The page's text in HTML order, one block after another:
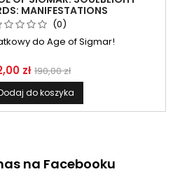
MANIFESTATIONS
(0)
do Age of Sigmar!
zł 190,00 zł
do koszyka
na Facebooku